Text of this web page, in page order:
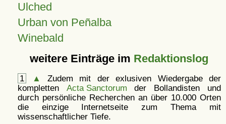
Ulched
Urban von Peñalba
Winebald
weitere Einträge im Redaktionslog
1 ▲
Zudem mit der exlusiven Wiedergabe der
kompletten Acta Sanctorum der Bollandisten und
durch persönliche Recherchen an über 10.000 Orten
die einzige Internetseite zum Thema mit
wissenschaftlicher Tiefe.